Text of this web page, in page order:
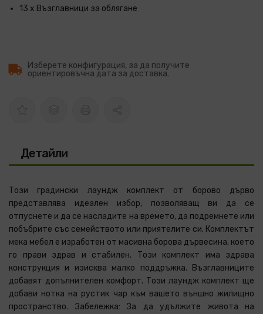
13 x Възглавници за облягане
Изберете конфигурация, за да получите
ориентировъчна дата за доставка.
Детайли
Този градински лаундж комплект от борово дърво
представлява идеален избор, позволяващ ви да се
отпуснете и да се насладите на времето, да подремнете или
побъбрите със семейството или приятелите си. Комплектът
мека мебел е изработен от масивна борова дървесина, което
го прави здрав и стабилен. Този комплект има здрава
конструкция и изисква малко поддръжка. Възглавниците
добавят допълнителен комфорт. Този лаундж комплект ще
добави нотка на рустик чар към вашето външно жилищно
пространство. Забележка: За да удължите живота на